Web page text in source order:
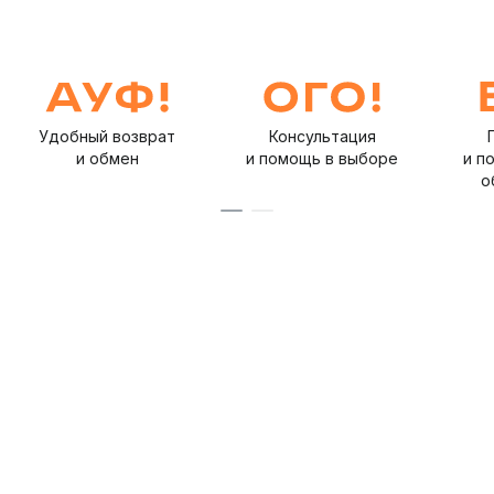
Удобный возврат
и обмен
Консультация
и помощь в выборе
и